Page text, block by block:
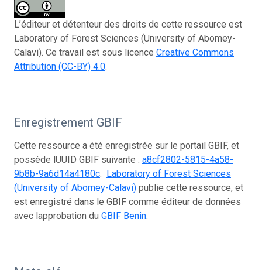
L’éditeur et détenteur des droits de cette ressource est
Laboratory of Forest Sciences (University of Abomey-
Calavi). Ce travail est sous licence Creative Commons
Attribution (CC-BY) 4.0.
Enregistrement GBIF
Cette ressource a été enregistrée sur le portail GBIF, et
possède lUUID GBIF suivante : a8cf2802-5815-4a58-
9b8b-9a6d14a4180c. Laboratory of Forest Sciences
(University of Abomey-Calavi) publie cette ressource, et
est enregistré dans le GBIF comme éditeur de données
avec lapprobation du GBIF Benin.